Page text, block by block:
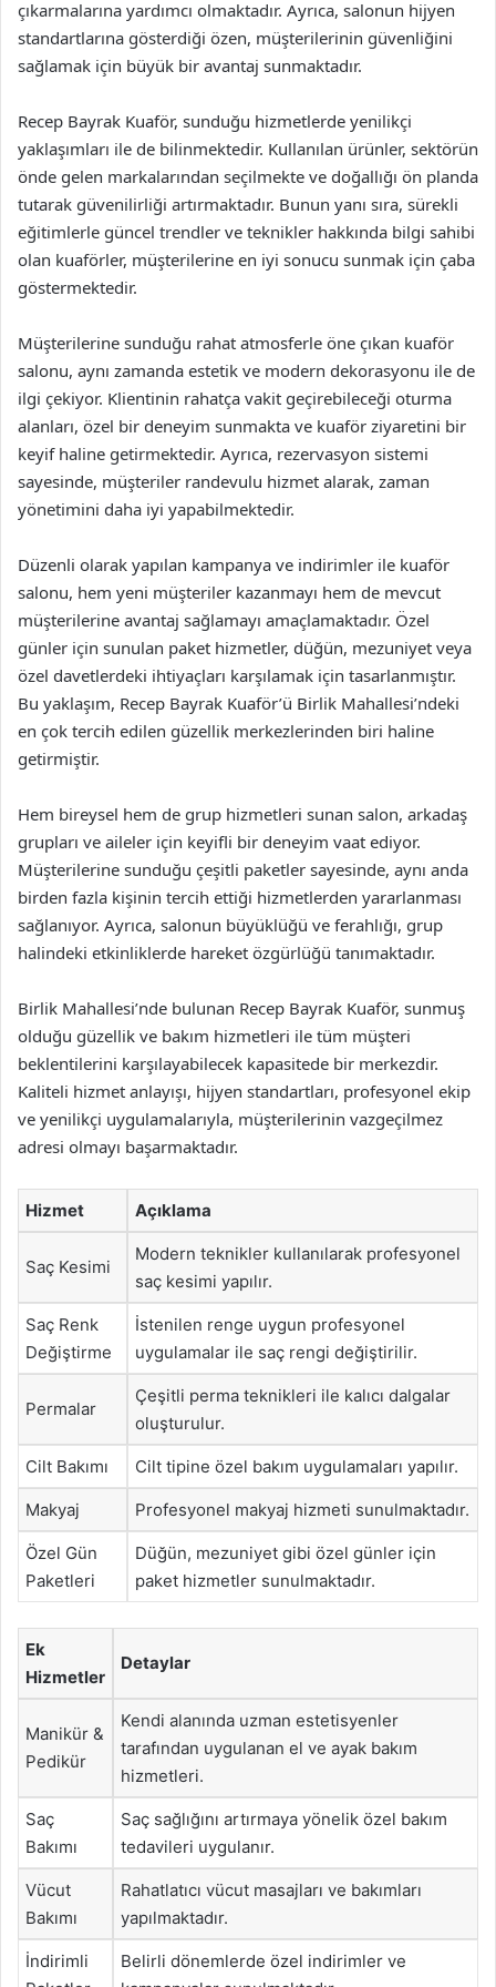
çıkarmalarına yardımcı olmaktadır. Ayrıca, salonun hijyen
standartlarına gösterdiği özen, müşterilerinin güvenliğini
sağlamak için büyük bir avantaj sunmaktadır.
Recep Bayrak Kuaför, sunduğu hizmetlerde yenilikçi
yaklaşımları ile de bilinmektedir. Kullanılan ürünler, sektörün
önde gelen markalarından seçilmekte ve doğallığı ön planda
tutarak güvenilirliği artırmaktadır. Bunun yanı sıra, sürekli
eğitimlerle güncel trendler ve teknikler hakkında bilgi sahibi
olan kuaförler, müşterilerine en iyi sonucu sunmak için çaba
göstermektedir.
Müşterilerine sunduğu rahat atmosferle öne çıkan kuaför
salonu, aynı zamanda estetik ve modern dekorasyonu ile de
ilgi çekiyor. Klientinin rahatça vakit geçirebileceği oturma
alanları, özel bir deneyim sunmakta ve kuaför ziyaretini bir
keyif haline getirmektedir. Ayrıca, rezervasyon sistemi
sayesinde, müşteriler randevulu hizmet alarak, zaman
yönetimini daha iyi yapabilmektedir.
Düzenli olarak yapılan kampanya ve indirimler ile kuaför
salonu, hem yeni müşteriler kazanmayı hem de mevcut
müşterilerine avantaj sağlamayı amaçlamaktadır. Özel
günler için sunulan paket hizmetler, düğün, mezuniyet veya
özel davetlerdeki ihtiyaçları karşılamak için tasarlanmıştır.
Bu yaklaşım, Recep Bayrak Kuaför’ü Birlik Mahallesi’ndeki
en çok tercih edilen güzellik merkezlerinden biri haline
getirmiştir.
Hem bireysel hem de grup hizmetleri sunan salon, arkadaş
grupları ve aileler için keyifli bir deneyim vaat ediyor.
Müşterilerine sunduğu çeşitli paketler sayesinde, aynı anda
birden fazla kişinin tercih ettiği hizmetlerden yararlanması
sağlanıyor. Ayrıca, salonun büyüklüğü ve ferahlığı, grup
halindeki etkinliklerde hareket özgürlüğü tanımaktadır.
Birlik Mahallesi’nde bulunan Recep Bayrak Kuaför, sunmuş
olduğu güzellik ve bakım hizmetleri ile tüm müşteri
beklentilerini karşılayabilecek kapasitede bir merkezdir.
Kaliteli hizmet anlayışı, hijyen standartları, profesyonel ekip
ve yenilikçi uygulamalarıyla, müşterilerinin vazgeçilmez
adresi olmayı başarmaktadır.
Hizmet Açıklama
Saç Kesimi
Modern teknikler kullanılarak profesyonel
saç kesimi yapılır.
Saç Renk
Değiştirme
İstenilen renge uygun profesyonel
uygulamalar ile saç rengi değiştirilir.
Permalar
Çeşitli perma teknikleri ile kalıcı dalgalar
oluşturulur.
Cilt Bakımı Cilt tipine özel bakım uygulamaları yapılır.
Makyaj Profesyonel makyaj hizmeti sunulmaktadır.
Özel Gün
Paketleri
Düğün, mezuniyet gibi özel günler için
paket hizmetler sunulmaktadır.
Ek
Hizmetler
Detaylar
Manikür &
Pedikür
Kendi alanında uzman estetisyenler
tarafından uygulanan el ve ayak bakım
hizmetleri.
Saç
Bakımı
Saç sağlığını artırmaya yönelik özel bakım
tedavileri uygulanır.
Vücut
Bakımı
Rahatlatıcı vücut masajları ve bakımları
yapılmaktadır.
İndirimli
Belirli dönemlerde özel indirimler ve